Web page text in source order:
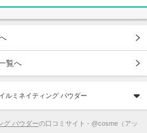
覧へ
ルミネイティング パウダー
グ パウダーの口コミサイト - @cosme（アッ